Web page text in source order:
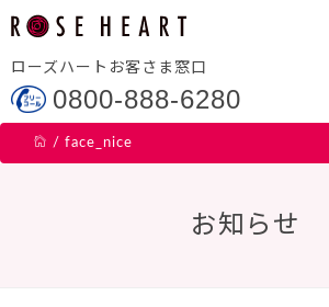
ローズハートお客さま窓口
0800-888-6280
/ face_nice
お知らせ